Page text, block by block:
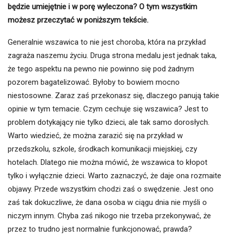
będzie umiejętnie i w porę wyleczona? O tym wszystkim
możesz przeczytać w poniższym tekście.
Generalnie wszawica to nie jest choroba, która na przykład
zagraża naszemu życiu. Druga strona medalu jest jednak taka,
że tego aspektu na pewno nie powinno się pod żadnym
pozorem bagatelizować. Byłoby to bowiem mocno
niestosowne. Zaraz zaś przekonasz się, dlaczego panują takie
opinie w tym temacie. Czym cechuje się wszawica? Jest to
problem dotykający nie tylko dzieci, ale tak samo dorosłych.
Warto wiedzieć, że można zarazić się na przykład w
przedszkolu, szkole, środkach komunikacji miejskiej, czy
hotelach. Dlatego nie można mówić, że wszawica to kłopot
tylko i wyłącznie dzieci. Warto zaznaczyć, że daje ona rozmaite
objawy. Przede wszystkim chodzi zaś o swędzenie. Jest ono
zaś tak dokuczliwe, że dana osoba w ciągu dnia nie myśli o
niczym innym. Chyba zaś nikogo nie trzeba przekonywać, że
przez to trudno jest normalnie funkcjonować, prawda?